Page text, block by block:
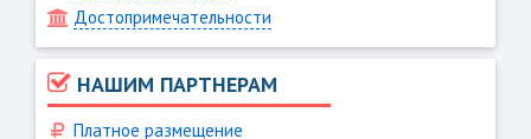
Достопримечательности
НАШИМ ПАРТНЕРАМ
Платное размещение